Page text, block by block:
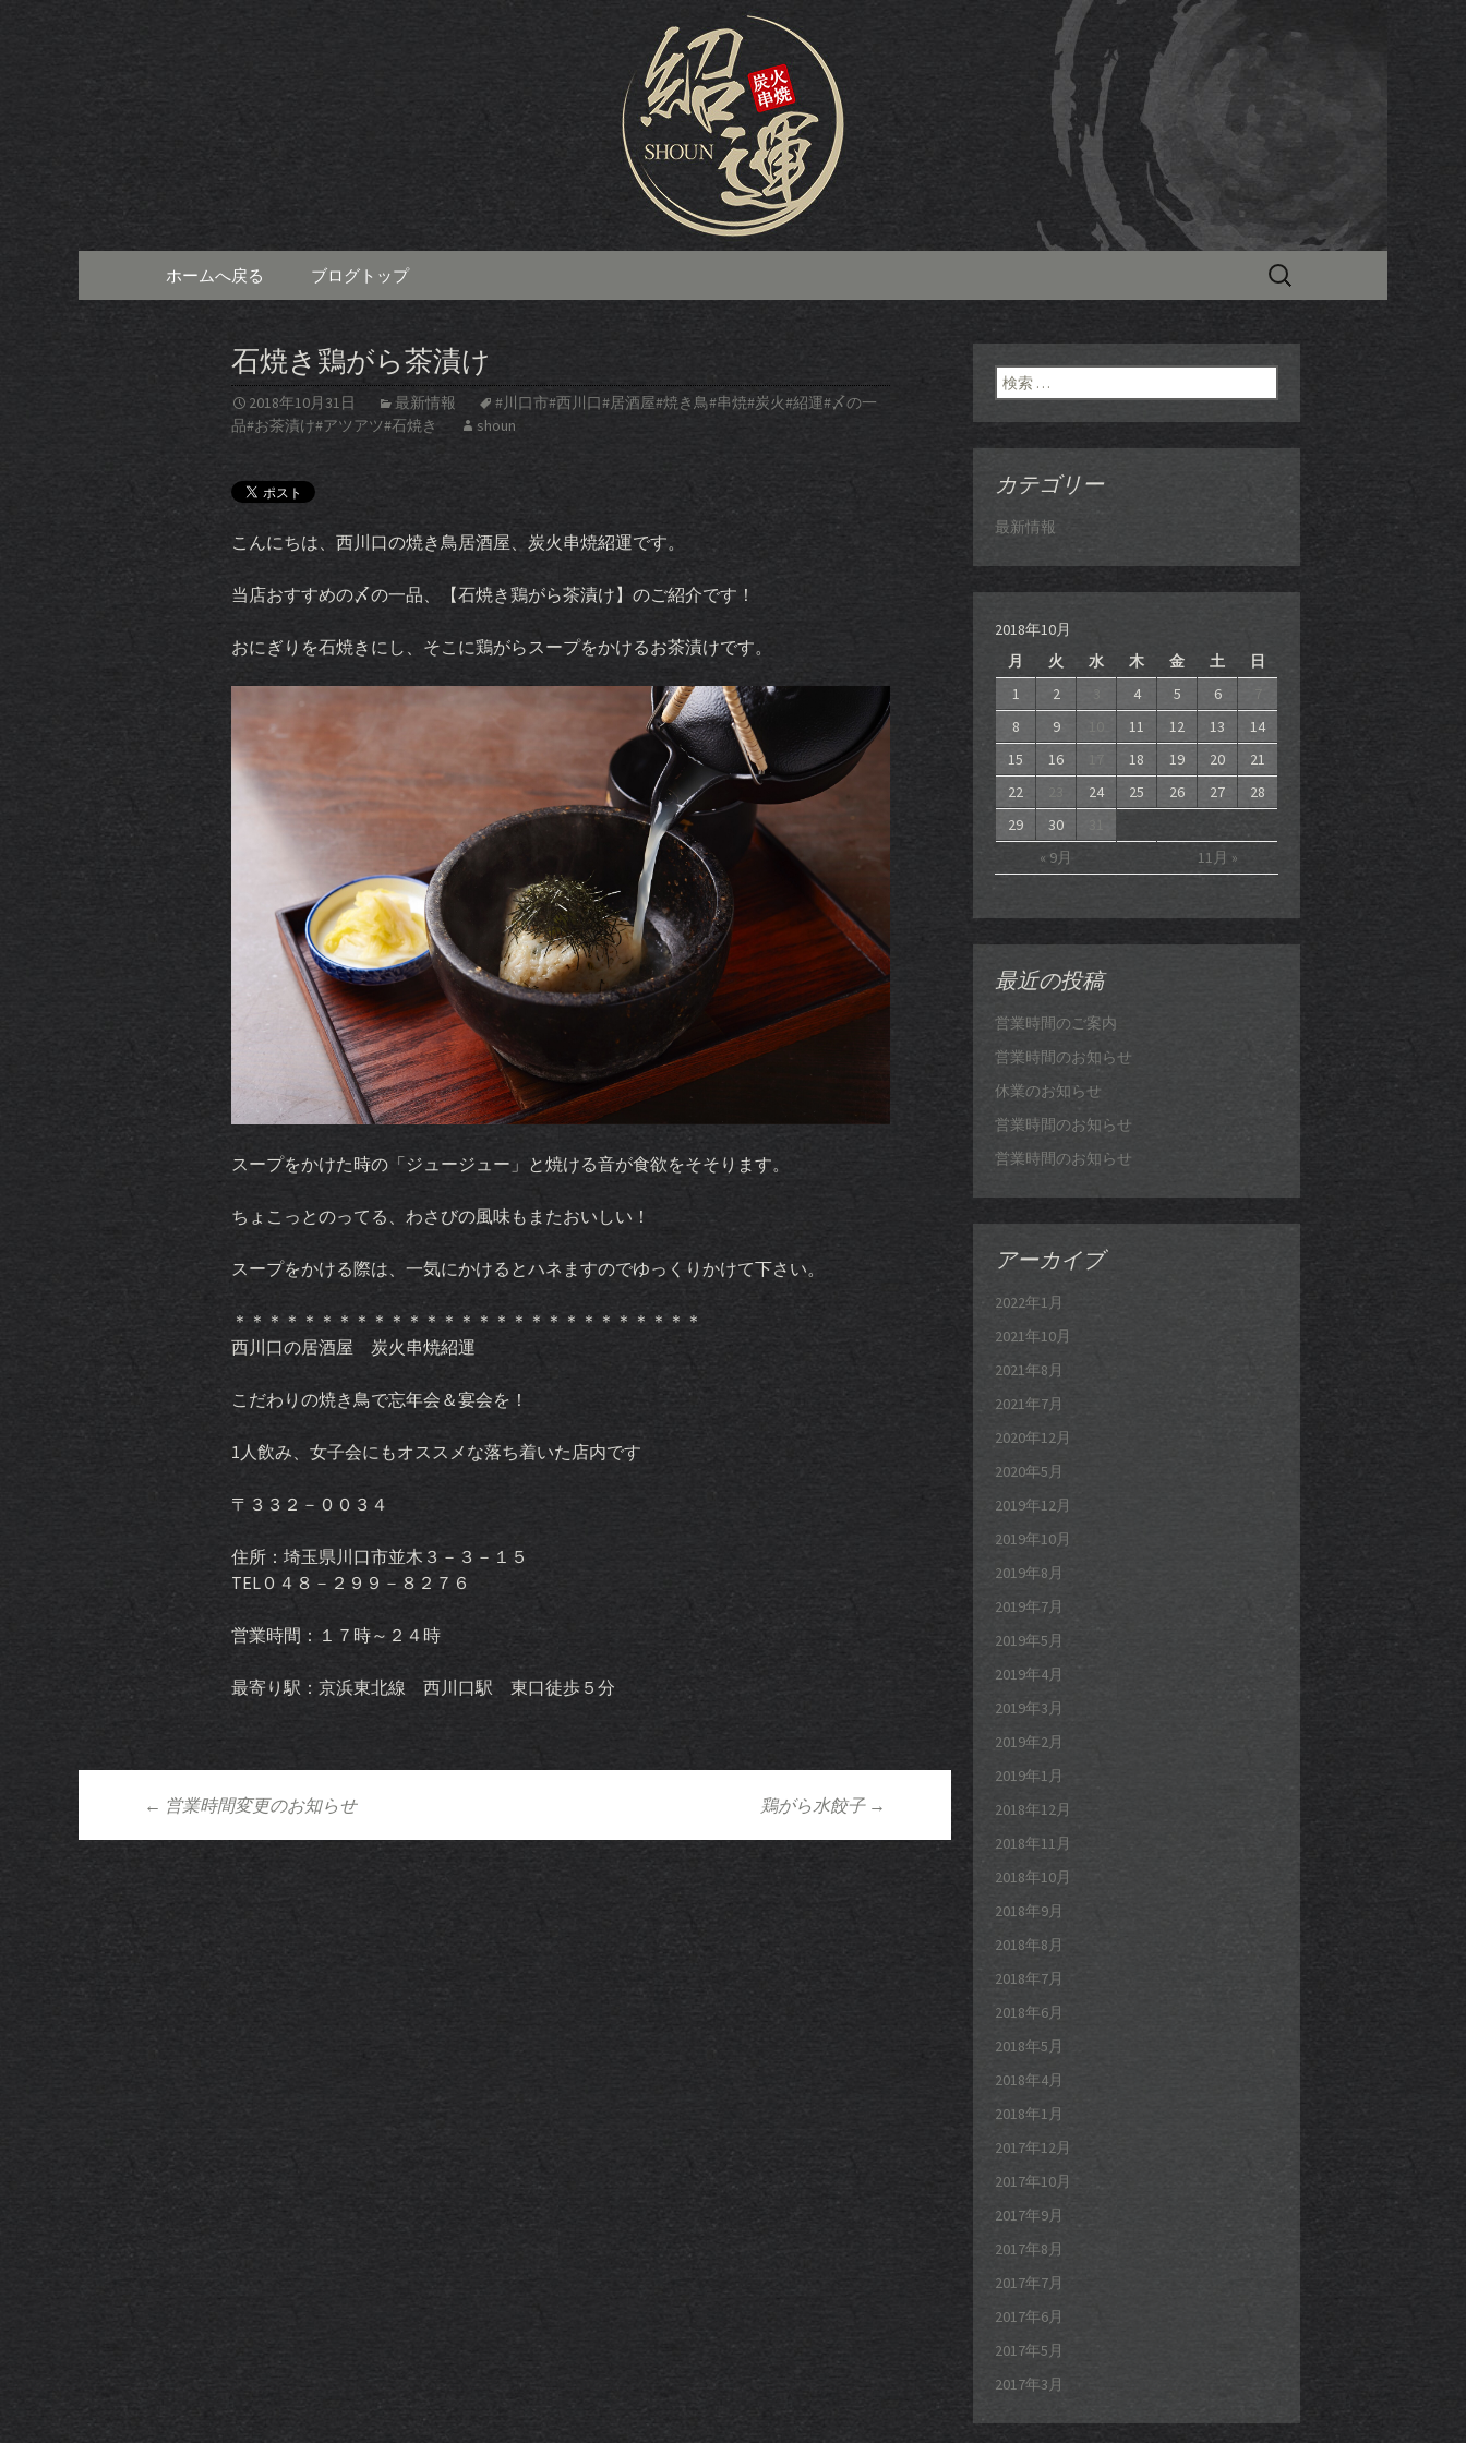
西川口の焼き鳥居酒屋「炭火串焼 紹運」
の最新情報
西川口から徒歩4分にある、カウンターで食べるアツアツの焼鳥が人気の焼き鳥居酒屋「炭火串焼 紹
運」。白レバーやハツといった串焼きだけでなく、宴会でも人気のモツ鍋もおすすめです。
コンテンツへ移動
ホームへ戻る ブログトップ
検
石焼き鶏がら茶漬け
2018年10月31日 最新情報
#川口市#西川口#居酒屋#焼き鳥#串焼#炭火#紹運#〆の一
品#お茶漬け#アツアツ#石焼き
shoun
こんにちは、西川口の焼き鳥居酒屋、炭火串焼紹運です。
当店おすすめの〆の一品、【石焼き鶏がら茶漬け】のご紹介です！
おにぎりを石焼きにし、そこに鶏がらスープをかけるお茶漬けです。
スープをかけた時の「ジュージュー」と焼ける音が食欲をそそります。
ちょこっとのってる、わさびの風味もまたおいしい！
スープをかける際は、一気にかけるとハネますのでゆっくりかけて下さい。
＊＊＊＊＊＊＊＊＊＊＊＊＊＊＊＊＊＊＊＊＊＊＊＊＊＊＊
西川口の居酒屋 炭火串焼紹運
こだわりの焼き鳥で忘年会＆宴会を！
1人飲み、女子会にもオススメな落ち着いた店内です
〒３３２－００３４
住所：埼玉県川口市並木３－３－１５
TEL０４８－２９９－８２７６
営業時間：１７時～２４時
最寄り駅：京浜東北線 西川口駅 東口徒歩５分
投稿ナビゲーション
← 営業時間変更のお知らせ 鶏がら水餃子 →
検索:
カテゴリー
最新情報
2018年10月
月
火 水 木 金 土 日
« 9月 11月 »
1 2 3 4 5 6
7
8
9 11 12 13
14
15
16 17 18 19 20
21
22
24 25 26 27
28
29
30
最近の投稿
営業時間のご案内
営業時間のお知らせ
休業のお知らせ
営業時間のお知らせ
営業時間のお知らせ
アーカイブ
2022年1月
2021年10月
2021年8月
2021年7月
2020年12月
2020年5月
2019年12月
2019年10月
2019年8月
2019年7月
2019年5月
2019年4月
2019年3月
2019年2月
2019年1月
2018年12月
2018年11月
2018年10月
2018年9月
2018年8月
2018年7月
2018年6月
2018年5月
2018年4月
2018年1月
2017年12月
2017年10月
2017年9月
2017年8月
2017年7月
2017年6月
2017年5月
2017年3月